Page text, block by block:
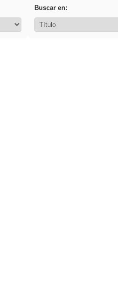
Buscar en: